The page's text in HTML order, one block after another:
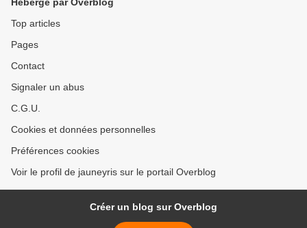
Top articles
Pages
Contact
Signaler un abus
C.G.U.
Cookies et données personnelles
Préférences cookies
Voir le profil de jauneyris sur le portail Overblog
Créer un blog sur Overblog